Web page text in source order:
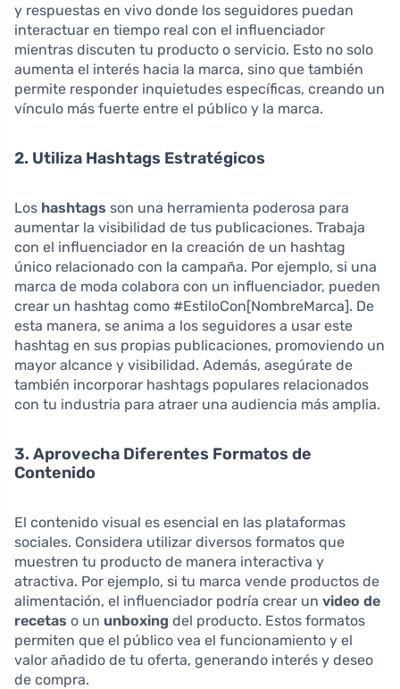
y respuestas en vivo donde los seguidores puedan
interactuar en tiempo real con el influenciador
mientras discuten tu producto o servicio. Esto no solo
aumenta el interés hacia la marca, sino que también
permite responder inquietudes específicas, creando un
vínculo más fuerte entre el público y la marca.
2. Utiliza Hashtags Estratégicos
Los hashtags son una herramienta poderosa para
aumentar la visibilidad de tus publicaciones. Trabaja
con el influenciador en la creación de un hashtag
único relacionado con la campaña. Por ejemplo, si una
marca de moda colabora con un influenciador, pueden
crear un hashtag como #EstiloCon[NombreMarca]. De
esta manera, se anima a los seguidores a usar este
hashtag en sus propias publicaciones, promoviendo un
mayor alcance y visibilidad. Además, asegúrate de
también incorporar hashtags populares relacionados
con tu industria para atraer una audiencia más amplia.
3. Aprovecha Diferentes Formatos de
Contenido
El contenido visual es esencial en las plataformas
sociales. Considera utilizar diversos formatos que
muestren tu producto de manera interactiva y
atractiva. Por ejemplo, si tu marca vende productos de
alimentación, el influenciador podría crear un video de
recetas o un unboxing del producto. Estos formatos
permiten que el público vea el funcionamiento y el
valor añadido de tu oferta, generando interés y deseo
de compra.